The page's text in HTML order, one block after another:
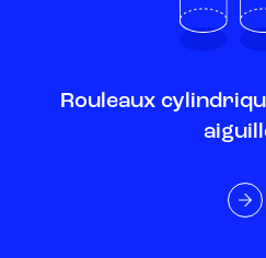
Rouleaux